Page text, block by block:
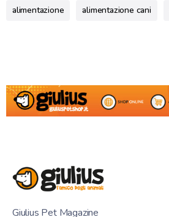
alimentazione alimentazione cani
Giulius Pet Magazine